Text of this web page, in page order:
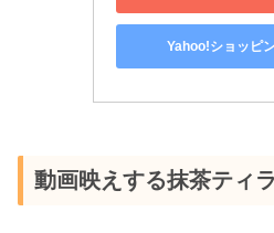
Yahoo!ショッピ
動画映えする抹茶ティ